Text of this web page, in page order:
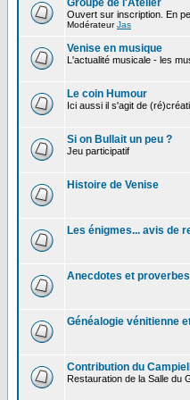
Groupe de l'Atelier
Ouvert sur inscription. En
ModérateurJas
Venise en musique
L'actualité musicale - les
Le coin Humour
Ici aussi il s'agit de
Si on Bullait un peu ?
Jeu participatif
Histoire de Venise
Les énigmes... avis de
Anecdotes et
Généalogie vénitienne
Contribution du
Restauration de la Salle du